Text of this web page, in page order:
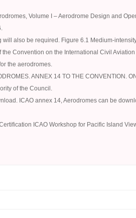
Volume I – Aerodrome Design and
will also be required. Figure 6.1 Medium-
the Convention on the International Civil
the aerodromes.
ANNEX 14 TO THE CONVENTION.
of the Council.
ICAO annex 14, Aerodromes can be
ICAO Workshop for Pacific Island